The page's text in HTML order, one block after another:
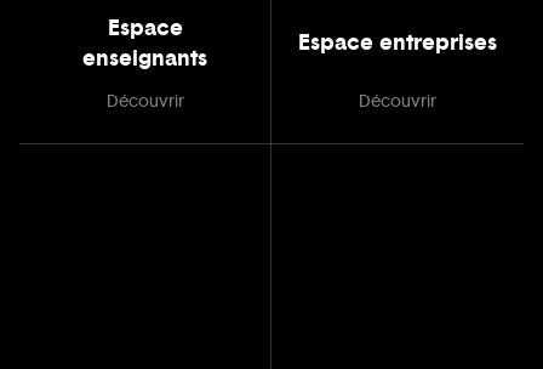
Espace
enseignants
Découvrir
Espace entreprises
Découvrir